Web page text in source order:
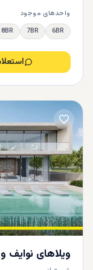
چشم‌انداز مستقیم
یک جزیره خصوصی را
بسیاری از
این ویلاها علاوه
ارزش این نوع
نکات مهم
حدیریات
خرید ملک در
دقت، بررسی
ادامه یک چک‌ لیست
پیش از خرید در
جمع ‌بندی
واحدهای موجود
6BR
7BR
8BR
ویلاهای